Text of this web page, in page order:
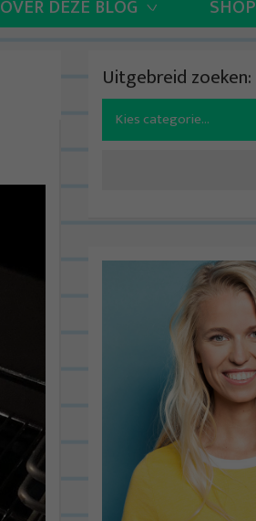
OVER DEZE BLOG SHOP
Uitgebreid zoeken:
Search
for: